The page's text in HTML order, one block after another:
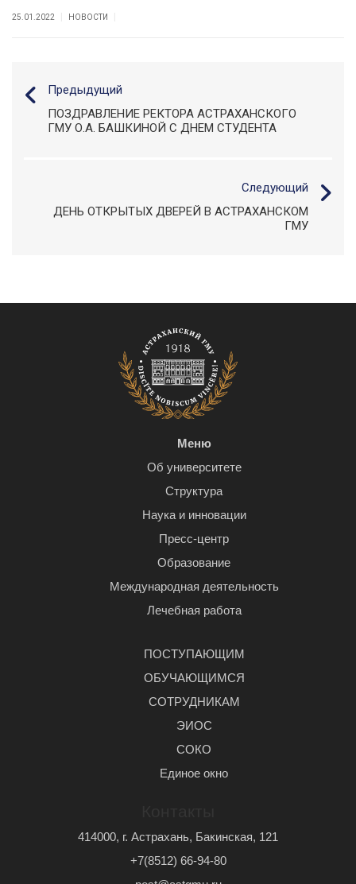
25.01.2022 НОВОСТИ
Предыдущий
ПОЗДРАВЛЕНИЕ РЕКТОРА АСТРАХАНСКОГО
ГМУ О.А. БАШКИНОЙ С ДНЕМ СТУДЕНТА
Следующий
ДЕНЬ ОТКРЫТЫХ ДВЕРЕЙ В АСТРАХАНСКОМ
ГМУ
Меню
Об университете
Структура
Наука и инновации
Пресс-центр
Образование
Международная деятельность
Лечебная работа
ПОСТУПАЮЩИМ
ОБУЧАЮЩИМСЯ
СОТРУДНИКАМ
ЭИОС
СОКО
Единое окно
414000, г. Астрахань, Бакинская, 121
+7(8512) 66-94-80